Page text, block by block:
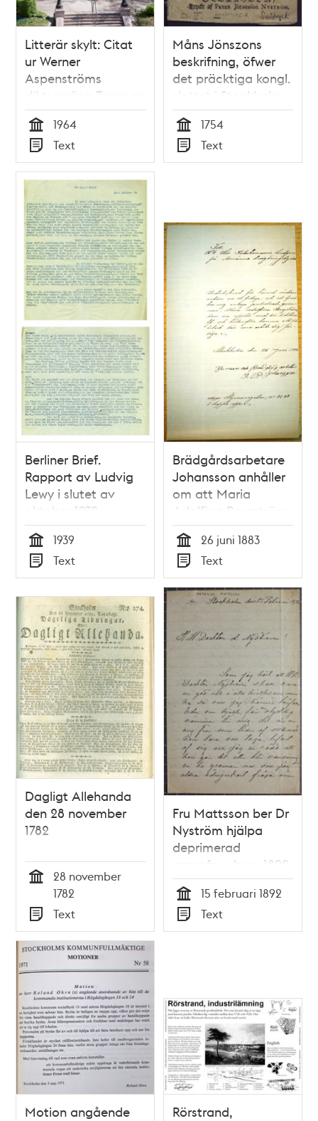
Litterär skylt: Citat
ur Werner
Aspenströms
diktsamling Trappan
Tid
1964
Typ
Text
Måns Jönszons
beskrifning, öfwer
det präcktiga kongl.
slottet i Stockholm,
fordom kalladt Tre
kronor, i hwilket,
deras kongl. maj:ter
til undersåtarenas
7 dec. 1754.
Tid
1754
Typ
Text
Berliner Brief.
Rapport av Ludvig
Lewy i slutet av
oktober 1939
Tid
1939
Typ
Text
Brädgårdsarbetare
Johansson anhåller
om att Maria
Adolfina Bergström
skrivs ut från
Besiktningsbyrån, 26
juni 1883
Tid
26 juni 1883
Typ
Text
Dagligt Allehanda
den 28 november
1782
28 november
1782
Typ
Text
Fru Mattsson ber Dr
Nyström hjälpa
deprimerad
grannfru - brev 1892
Tid
15 februari 1892
Typ
Text
Motion angående
Rörstrand,